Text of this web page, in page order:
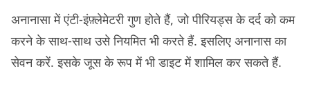
अनानासा में एंटी-इंफ़्लेमेटरी गुण होते हैं, जो पीरियड्स के दर्द को कम
करने के साथ-साथ उसे नियमित भी करते हैं. इसलिए अनानास का
सेवन करें. इसके जूस के रूप में भी डाइट में शामिल कर सकते हैं.